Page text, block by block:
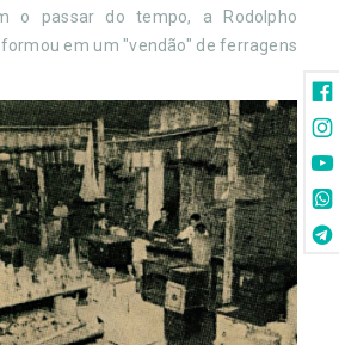
o passar do tempo, a Rodolpho
em um "vendão" de ferragens